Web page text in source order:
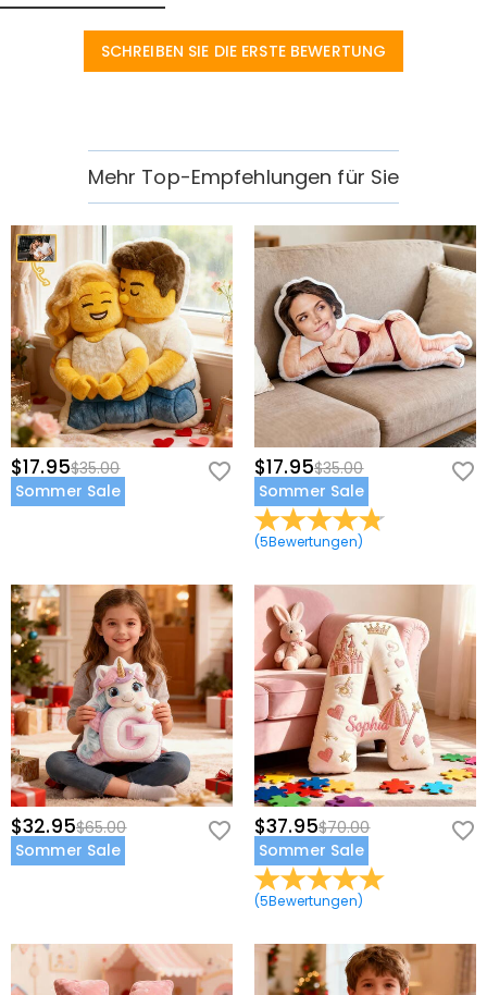
SCHREIBEN SIE DIE ERSTE BEWERTUNG
Mehr Top-Empfehlungen für Sie
$17.95$35.00
Sommer Sale
$17.95$35.00
Sommer Sale
(5Bewertungen)
$32.95$65.00
Sommer Sale
$37.95$70.00
Sommer Sale
(5Bewertungen)